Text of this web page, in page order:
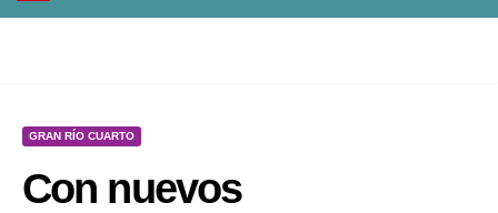
GRAN RÍO CUARTO
Con nuevos